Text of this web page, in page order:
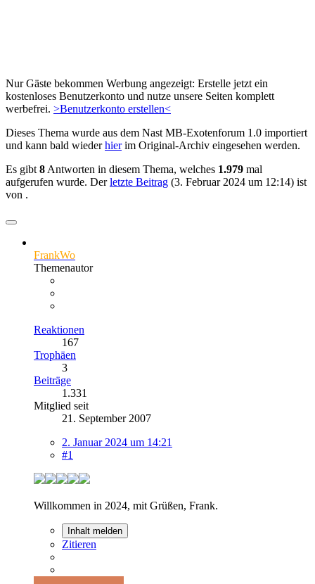
Nur Gäste bekommen Werbung angezeigt: Erstelle jetzt ein
kostenloses Benutzerkonto und nutze unsere Seiten komplett
werbefrei. >Benutzerkonto erstellen<
Dieses Thema wurde aus dem Nast MB-Exotenforum 1.0 importiert
und kann bald wiederhierim Original-Archiv eingesehen werden.
Es gibt 8 Antworten in diesem Thema, welches 1.979 mal
aufgerufen wurde. Derletzte Beitrag (3. Februar 2024 um 12:14) ist
von .
FrankWo
Themenautor
Reaktionen
167
Trophäen
3
Beiträge
1.331
Mitglied seit
21. September 2007
2. Januar 2024 um 14:21
#1
Willkommen in 2024, mit Grüßen, Frank.
Inhalt melden
Zitieren